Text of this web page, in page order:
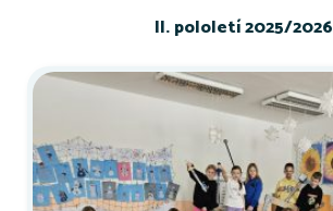
II. pololetí 2025/2026